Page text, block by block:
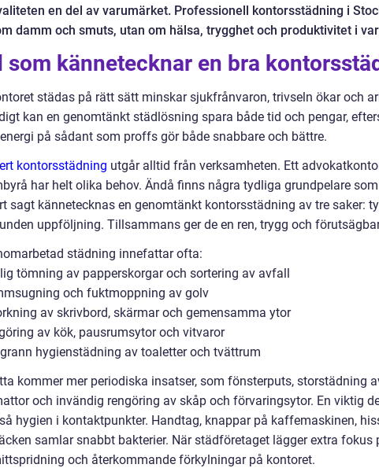
en del av varumärket. Professionell kontorsstädning i
damm och smuts, utan om hälsa, trygghet och produktivitet i
som kännetecknar en bra
städas på rätt sätt minskar sjukfrånvaron, trivseln ökar och
kan en genomtänkt städlösning spara både tid och pengar,
på sådant som proffs gör både snabbare och bättre.
kontorsstädning utgår alltid från verksamheten. Ett
har helt olika behov. Ändå finns några tydliga grundpelare
sagt kännetecknas en genomtänkt kontorsstädning av tre saker:
uppföljning. Tillsammans ger de en ren, trygg och
städning innefattar ofta:
tömning av papperskorgar och sortering av avfall
och fuktmoppning av golv
av skrivbord, skärmar och gemensamma ytor
av kök, pausrumsytor och vitvaror
hygienstädning av toaletter och tvättrum
kommer mer periodiska insatser, som fönsterputs, storstädning
och invändig rengöring av skåp och förvaringsytor. En viktig
hygien i kontaktpunkter. Handtag, knappar på kaffemaskinen,
samlar snabbt bakterier. När städföretaget lägger extra fokus
och återkommande förkylningar på kontoret.